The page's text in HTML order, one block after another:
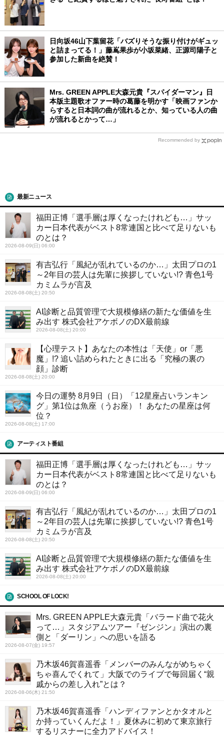
日向坂46山下葉留花「バズりそうな振り付けがギュッ
と詰まってる！」藤嶌果歩が小坂菜緒、正源司陽子と
参加した新曲を絶賛！
Mrs. GREEN APPLE大森元貴『スパイダーマン』日
本版主題歌オファー時の葛藤を明かす「映画ファンか
らすると日本詞の曲が流れるとか、知っている人の曲
が流れるとかって…」
Recommended by
最新ニュース
福田正博「選手層は厚くなったけれども…」サッ
カー日本代表がベスト8常連国と比べて足りないも
のとは？
2026-08-09(日) 06:00
有吉弘行「風紀が乱れているのか…」太田プロの1
～2年目の芸人は先輩に挨拶していない!? 青色1号
カミムラが言及
2026-08-08(土) 20:50
AI診断と品質管理で大規模修繕の新たな価値を生
み出す 株式会社アケボノのDX最前線
2026-08-08(土) 20:00
【心理テスト】あなたの本性は「天使」or「悪
魔」!? 追い詰められたときに出る「究極の裏の
顔」診断
2026-08-08(土) 20:00
今日の運勢 8月9日（日）「12星座占いランキン
グ」第1位は魚座（うお座）！ あなたの星座は何
位？
2026-08-08(土) 17:00
アーティスト番組
福田正博「選手層は厚くなったけれども…」サッ
カー日本代表がベスト8常連国と比べて足りないも
のとは？
2026-08-09(日) 06:00
有吉弘行「風紀が乱れているのか…」太田プロの1
～2年目の芸人は先輩に挨拶していない!? 青色1号
カミムラが言及
2026-08-08(土) 20:50
AI診断と品質管理で大規模修繕の新たな価値を生
み出す 株式会社アケボノのDX最前線
2026-08-08(土) 20:00
SCHOOL OF LOCK!
Mrs. GREEN APPLE大森元貴「バラード曲で花火
って…」スタジアムツアー『ゼンジン』演出の裏
側と「ダーリン」への思いを語る
2026-08-07(金) 19:57
乃木坂46賀喜遥香「メンバーのみんながめちゃく
ちゃ喜んでくれて」大阪でのライブで毎回届く“親
戚からの差し入れ”とは？
2026-08-06(木) 21:50
乃木坂46賀喜遥香「ハンディファンとかタオルと
か持っていくんだよ！」夏休みに初めて東京旅行
するリスナーに全力アドバイス！